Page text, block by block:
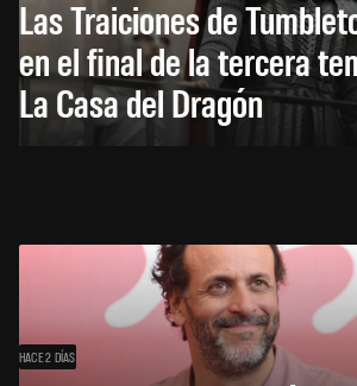
Las Traiciones de
en el final de la tercera
La Casa del Dragón
HACE 2 DÍAS